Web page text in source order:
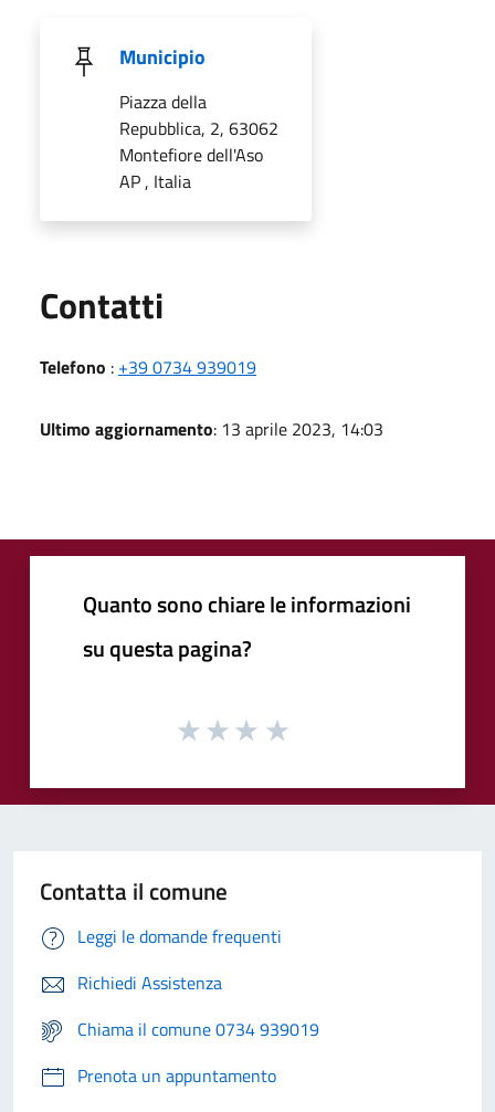
Municipio
Piazza della
Repubblica, 2, 63062
Montefiore dell'Aso
AP , Italia
Contatti
Telefono : +39 0734 939019
Ultimo aggiornamento: 13 aprile 2023, 14:03
Quanto sono chiare le informazioni
su questa pagina?
Contatta il comune
Leggi le domande frequenti
Richiedi Assistenza
Chiama il comune 0734 939019
Prenota un appuntamento